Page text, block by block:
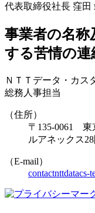
代表取締役社長 窪田
事業者の名称
する苦情の連
ＮＴＴデータ・カス
総務人事担当
（住所）
〒135-0061 東
ルアネックス
（E-mail）
contactnttdatacs-